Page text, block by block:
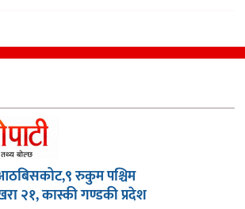
रुकुम पश्चिम
२१, कास्की गण्डकी प्रदेश